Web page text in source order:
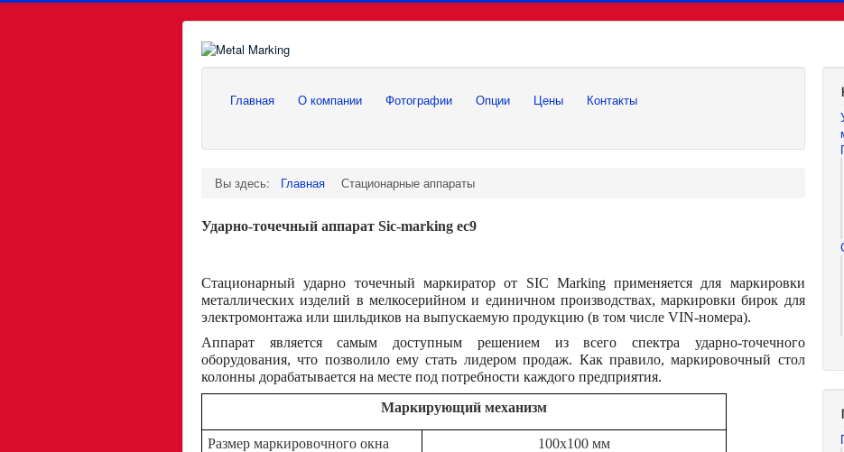
Главная О компании Фотографии Опции Цены Контакты
Вы здесь: Главная Стационарные аппараты
Ударно-точечный аппарат Sic-marking ec9
Стационарный ударно точечный маркиратор от SIC Marking применяется для маркировки
металлических изделий в мелкосерийном и единичном производствах, маркировки бирок для
электромонтажа или шильдиков на выпускаемую продукцию (в том числе VIN-номера).
Аппарат является самым доступным решением из всего спектра ударно-точечного
оборудования, что позволило ему стать лидером продаж. Как правило, маркировочный стол
колонны дорабатывается на месте под потребности каждого предприятия.
Маркирующий механизм
Размер маркировочного окна 100х100 мм